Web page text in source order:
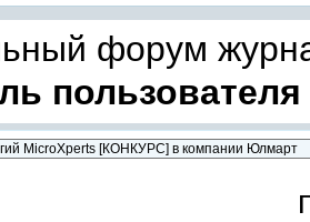
форум
пользователя